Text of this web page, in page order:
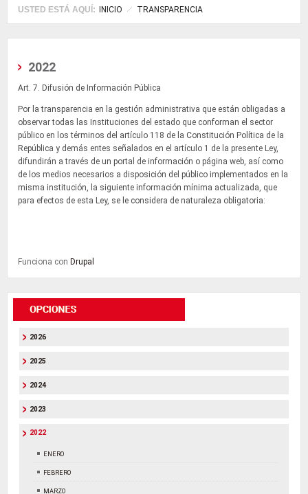
USTED ESTÁ AQUÍ: INICIO TRANSPARENCIA
2022
Art. 7. Difusión de Información Pública
Por la transparencia en la gestión administrativa que están obligadas a
observar todas las Instituciones del estado que conforman el sector
público en los términos del artículo 118 de la Constitución Política de la
República y demás entes señalados en el artículo 1 de la presente Ley,
difundirán a través de un portal de información o página web, así como
de los medios necesarios a disposición del público implementados en la
misma institución, la siguiente información mínima actualizada, que
para efectos de esta Ley, se le considera de naturaleza obligatoria:
Funciona con Drupal
2026
2025
2024
2023
2022
ENERO
FEBRERO
MARZO